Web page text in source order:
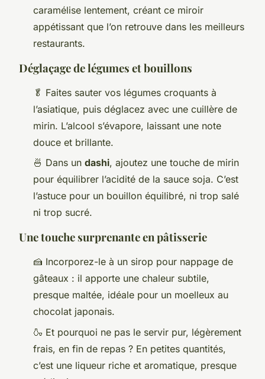
caramélise lentement, créant ce miroir
appétissant que l’on retrouve dans les meilleurs
restaurants.
Déglaçage de légumes et bouillons
🥬 Faites sauter vos légumes croquants à
l’asiatique, puis déglacez avec une cuillère de
mirin. L’alcool s’évapore, laissant une note
douce et brillante.
🍜 Dans un dashi, ajoutez une touche de mirin
pour équilibrer l’acidité de la sauce soja. C’est
l’astuce pour un bouillon équilibré, ni trop salé
ni trop sucré.
Une touche surprenante en pâtisserie
🍰 Incorporez-le à un sirop pour nappage de
gâteaux : il apporte une chaleur subtile,
presque maltée, idéale pour un moelleux au
chocolat japonais.
🍶 Et pourquoi ne pas le servir pur, légèrement
frais, en fin de repas ? En petites quantités,
c’est une liqueur riche et aromatique, presque